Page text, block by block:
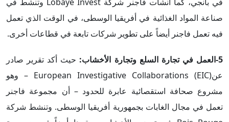
صناعة المواد الغذائية في أفريقيا الوسطى، في الوقت الذي تعمل
فيه تعمل فاجنر أيضاً على تطوير شركات تابعة في قطاعات أخرى.
5-العمل في تجارة السلع وتجارة الأخشاب:
حيث أكد تقرير صادر
عنEuropean Investigative Collaborations (EIC) – وهو
مشروع صحافة استقصائية عابرة للحدود – أن مجموعة فاجنر
تعمل في مجال الغابات بجمهورية أفريقيا الوسطى. وتنشط شركة